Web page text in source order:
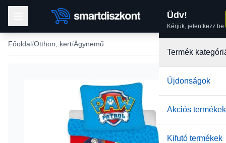
Üdv!
Kérjük, jelentkezz be.
Termék
Újdonságok
Akciós termékek
Kifutó termékek
Főoldal Otthon, kert Ágynemű